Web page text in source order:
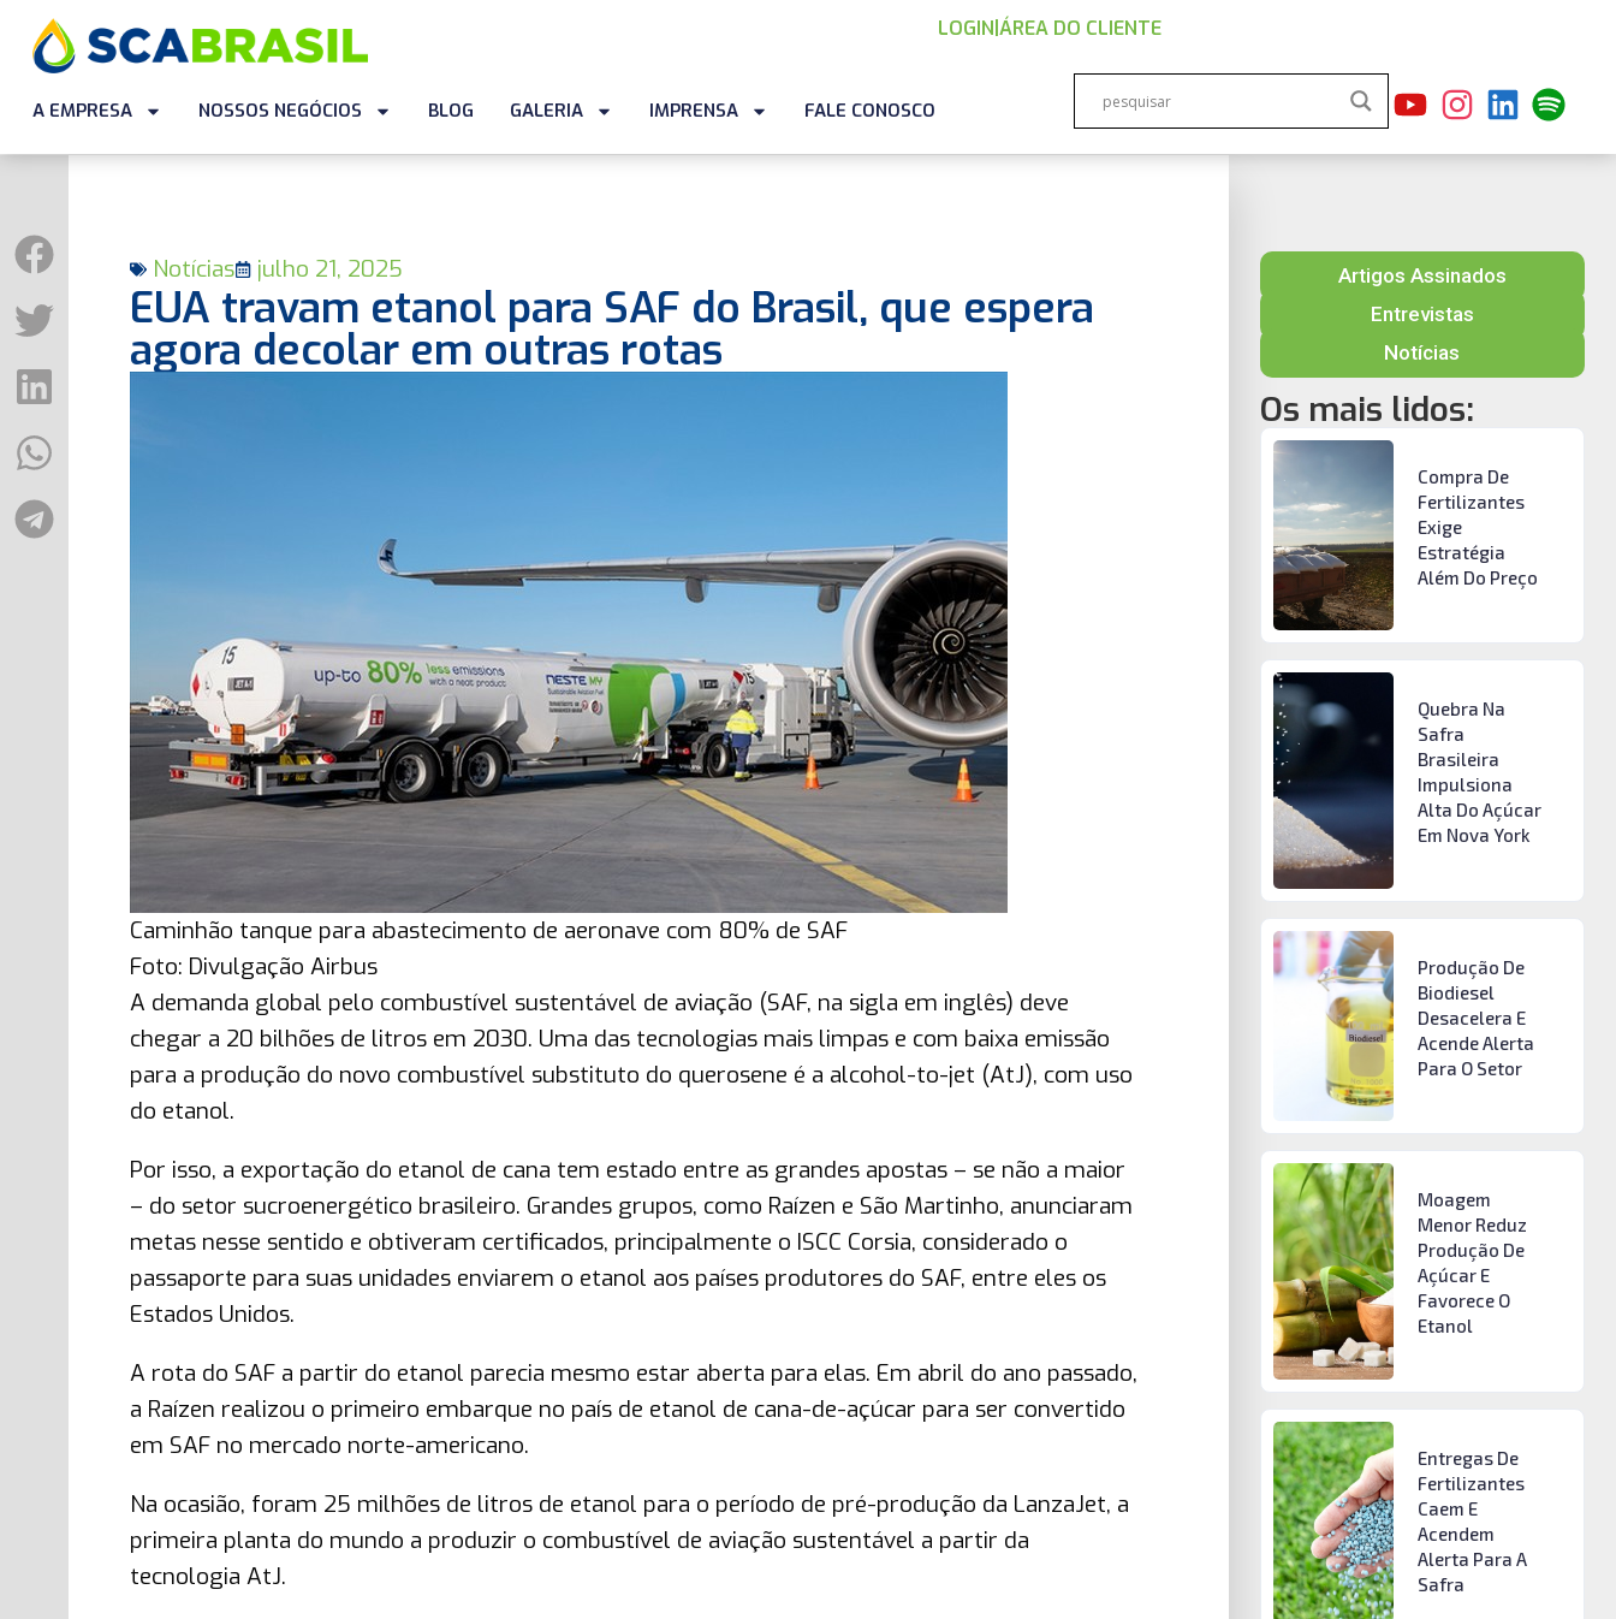
LOGIN |ÁREA DO CLIENTE
A EMPRESA NOSSOS NEGÓCIOS BLOG GALERIA IMPRENSA FALE CONOSCO
Notícias julho 21, 2025
EUA travam etanol para SAF do Brasil, que espera
agora decolar em outras rotas
Caminhão tanque para abastecimento de aeronave com 80% de SAF
Foto: Divulgação Airbus
A demanda global pelo combustível sustentável de aviação (SAF, na sigla em inglês) deve
chegar a 20 bilhões de litros em 2030. Uma das tecnologias mais limpas e com baixa emissão
para a produção do novo combustível substituto do querosene é a alcohol-to-jet (AtJ), com uso
do etanol.
Por isso, a exportação do etanol de cana tem estado entre as grandes apostas – se não a maior
– do setor sucroenergético brasileiro. Grandes grupos, como Raízen e São Martinho, anunciaram
metas nesse sentido e obtiveram certificados, principalmente o ISCC Corsia, considerado o
passaporte para suas unidades enviarem o etanol aos países produtores do SAF, entre eles os
Estados Unidos.
A rota do SAF a partir do etanol parecia mesmo estar aberta para elas. Em abril do ano passado,
a Raízen realizou o primeiro embarque no país de etanol de cana-de-açúcar para ser convertido
em SAF no mercado norte-americano.
Na ocasião, foram 25 milhões de litros de etanol para o período de pré-produção da LanzaJet, a
primeira planta do mundo a produzir o combustível de aviação sustentável a partir da
tecnologia AtJ.
Artigos Assinados
Entrevistas
Notícias
Os mais lidos:
Compra De
Fertilizantes
Exige
Estratégia
Além Do Preço
Quebra Na
Safra
Brasileira
Impulsiona
Alta Do Açúcar
Em Nova York
Produção De
Biodiesel
Desacelera E
Acende Alerta
Para O Setor
Moagem
Menor Reduz
Produção De
Açúcar E
Favorece O
Etanol
Entregas De
Fertilizantes
Caem E
Acendem
Alerta Para A
Safra